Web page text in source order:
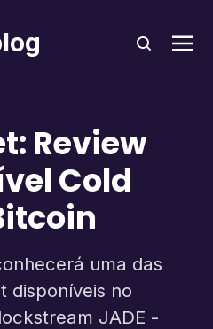
Review
Cold
uma das
disponíveis no
JADE -